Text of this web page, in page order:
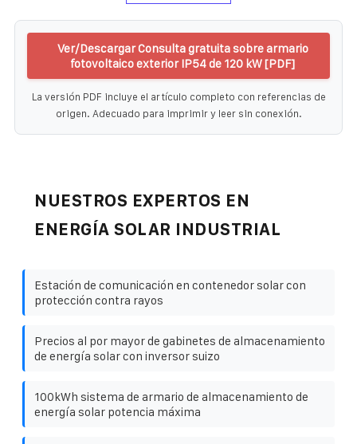
Ver/Descargar Consulta gratuita sobre armario
fotovoltaico exterior IP54 de 120 kW [PDF]
La versión PDF incluye el artículo completo con referencias de
origen. Adecuado para imprimir y leer sin conexión.
NUESTROS EXPERTOS EN
ENERGÍA SOLAR INDUSTRIAL
Estación de comunicación en contenedor solar con
protección contra rayos
Precios al por mayor de gabinetes de almacenamiento
de energía solar con inversor suizo
100kWh sistema de armario de almacenamiento de
energía solar potencia máxima